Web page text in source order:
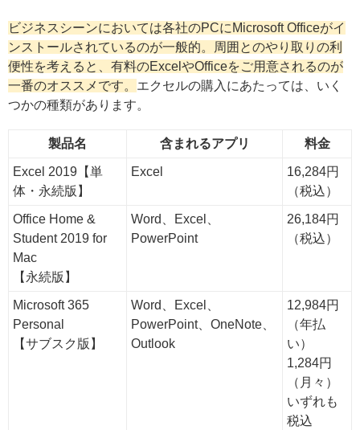
ビジネスシーンにおいては各社のPCにMicrosoft Officeがイ
ンストールされているのが一般的。周囲とのやり取りの利
便性を考えると、有料のExcelやOfficeをご用意されるのが
一番のオススメです。 エクセルの購入にあたっては、いく
つかの種類があります。
製品名 含まれるアプリ 料金
Excel 2019【単
体・永続版】
Excel
16,284円
（税込）
Office Home &
Student 2019 for
Mac
【永続版】
Word、Excel、
PowerPoint
26,184円
（税込）
Microsoft 365
Personal
【サブスク版】
Word、Excel、
PowerPoint、OneNote、
Outlook
12,984円
（年払
い）
1,284円
（月々）
いずれも
税込